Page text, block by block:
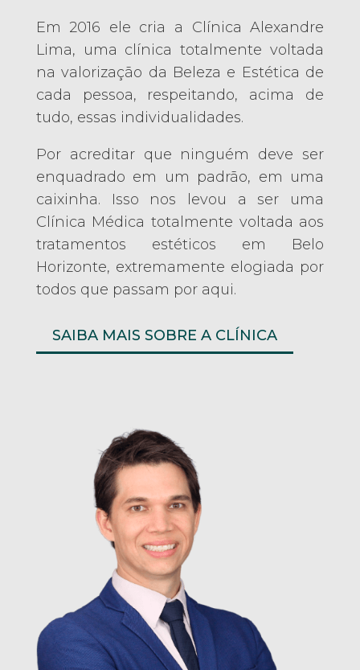
Em 2016 ele cria a Clínica Alexandre
Lima, uma clínica totalmente voltada
na valorização da Beleza e Estética de
cada pessoa, respeitando, acima de
tudo, essas individualidades.
Por acreditar que ninguém deve ser
enquadrado em um padrão, em uma
caixinha. Isso nos levou a ser uma
Clínica Médica totalmente voltada aos
tratamentos estéticos em Belo
Horizonte, extremamente elogiada por
todos que passam por aqui.
SAIBA MAIS SOBRE A CLÍNICA